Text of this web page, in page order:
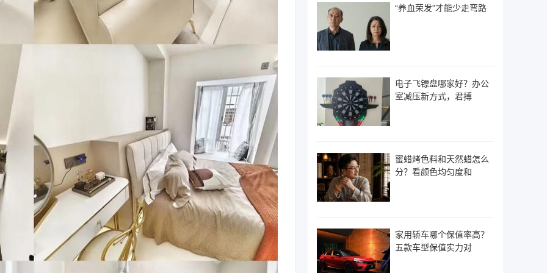
“养血荣发”才能少走弯路
电子飞镖盘哪家好？办公
室减压新方式，君搏
蜜蜡烤色料和天然蜡怎么
分？看颜色均匀度和
家用轿车哪个保值率高？
五款车型保值实力对